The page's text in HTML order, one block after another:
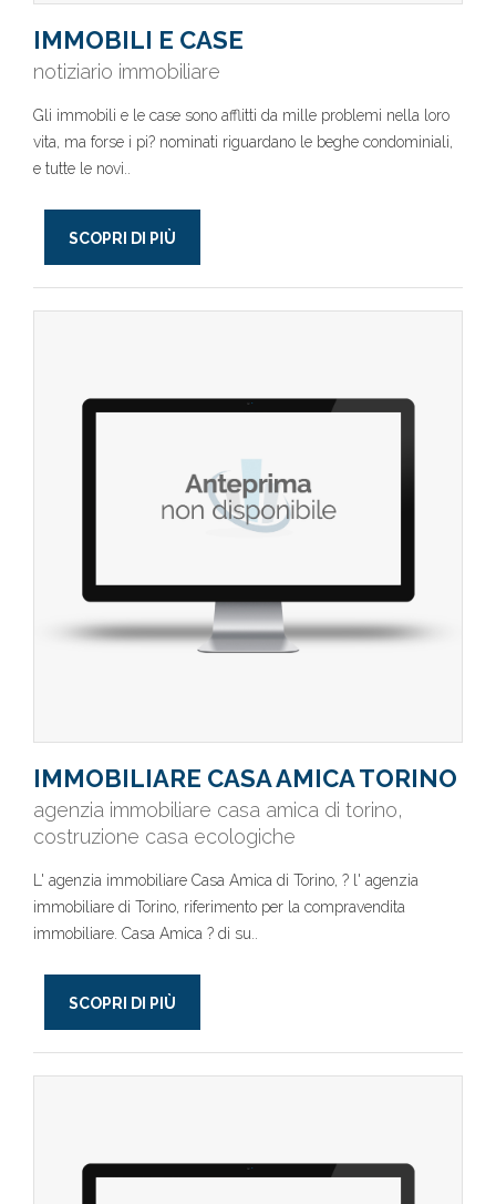
IMMOBILI E CASE
notiziario immobiliare
Gli immobili e le case sono afflitti da mille problemi nella loro
vita, ma forse i pi? nominati riguardano le beghe condominiali,
e tutte le novi..
SCOPRI DI PIÙ
IMMOBILIARE CASA AMICA TORINO
agenzia immobiliare casa amica di torino,
costruzione casa ecologiche
L' agenzia immobiliare Casa Amica di Torino, ? l' agenzia
immobiliare di Torino, riferimento per la compravendita
immobiliare. Casa Amica ? di su..
SCOPRI DI PIÙ